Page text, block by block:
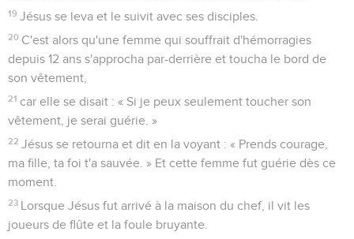
19 Jésus se leva et le suivit avec ses disciples.
20 C'est alors qu'une femme qui souffrait d'hémorragies
depuis 12 ans s'approcha par-derrière et toucha le bord de
son vêtement,
21 car elle se disait : « Si je peux seulement toucher son
vêtement, je serai guérie. »
22 Jésus se retourna et dit en la voyant : « Prends courage,
ma fille, ta foi t'a sauvée. » Et cette femme fut guérie dès ce
moment.
23 Lorsque Jésus fut arrivé à la maison du chef, il vit les
joueurs de flûte et la foule bruyante.